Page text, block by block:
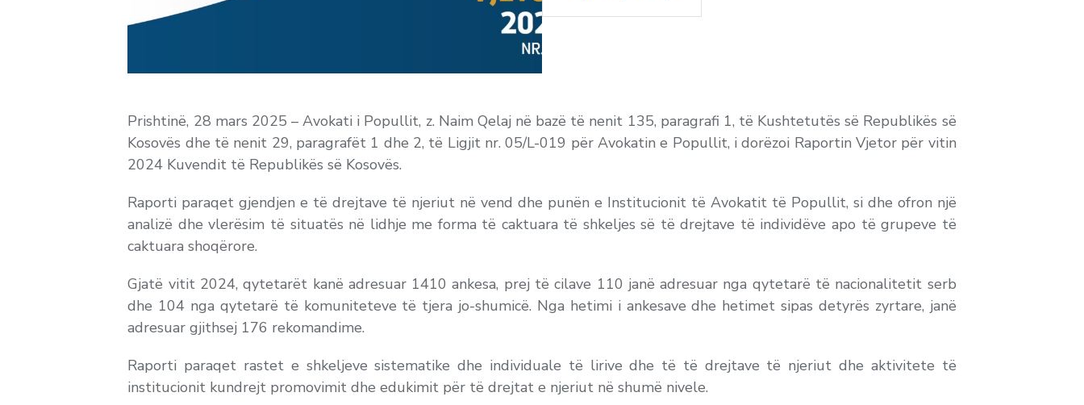
Prishtinë, 28 mars 2025 – Avokati i Popullit, z. Naim Qelaj në bazë të nenit 135, paragrafi 1, të Kushtetutës së Republikës së
Kosovës dhe të nenit 29, paragrafët 1 dhe 2, të Ligjit nr. 05/L-019 për Avokatin e Popullit, i dorëzoi Raportin Vjetor për vitin
2024 Kuvendit të Republikës së Kosovës.
Raporti paraqet gjendjen e të drejtave të njeriut në vend dhe punën e Institucionit të Avokatit të Popullit, si dhe ofron një
analizë dhe vlerësim të situatës në lidhje me forma të caktuara të shkeljes së të drejtave të individëve apo të grupeve të
caktuara shoqërore.
Gjatë vitit 2024, qytetarët kanë adresuar 1410 ankesa, prej të cilave 110 janë adresuar nga qytetarë të nacionalitetit serb
dhe 104 nga qytetarë të komuniteteve të tjera jo-shumicë. Nga hetimi i ankesave dhe hetimet sipas detyrës zyrtare, janë
adresuar gjithsej 176 rekomandime.
Raporti paraqet rastet e shkeljeve sistematike dhe individuale të lirive dhe të të drejtave të njeriut dhe aktivitete të
institucionit kundrejt promovimit dhe edukimit për të drejtat e njeriut në shumë nivele.